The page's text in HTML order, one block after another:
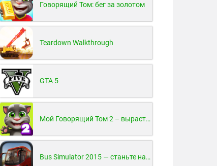
Говорящий Том: бег за золотом
Teardown Walkthrough
GTA 5
Мой Говорящий Том 2 – вырасти и воспитай своего котенка
Bus Simulator 2015 — станьте настоящим водителем автобуса!